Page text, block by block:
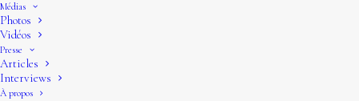
Médias
Photos
Vidéos
Presse
Articles
Interviews
À propos